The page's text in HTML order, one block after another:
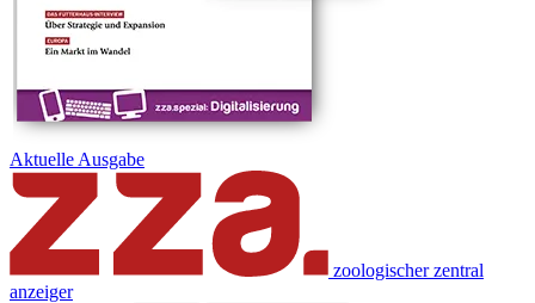
Aktuelle Ausgabe
zoologischer zentral
anzeiger